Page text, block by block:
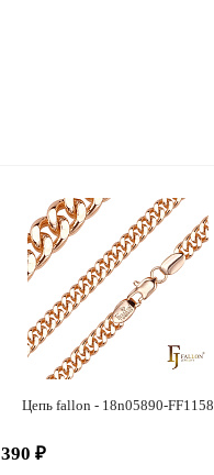
Цепь fallon - 18n05890-FF1158
390 ₽